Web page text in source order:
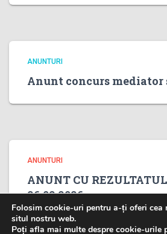
ANUNTURI
Anunt concurs mediator
ANUNTURI
ANUNT CU
26.02.2026
Folosim cookie-uri pentru a-ți oferi cea
situl nostru web.
Poți afla mai multe despre cookie-urile